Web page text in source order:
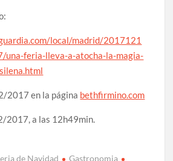
local/madrid/2017121
feria-lleva-a-atocha-la-magia-
2017 en la página bethfirmino.com
2017, a las 12h49min.
de Navidad
Gastronomia